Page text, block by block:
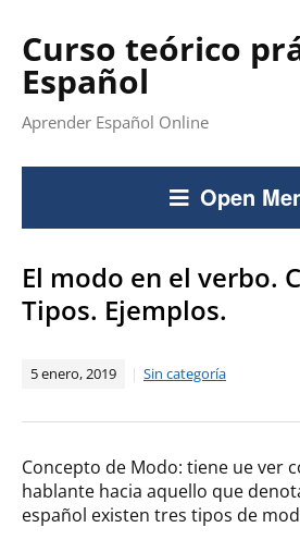
Curso teórico
Español
Aprender Español Online
Open
El modo en el verbo.
Tipos. Ejemplos.
5 enero, 2019 Sin categoría
Concepto de Modo: tiene ue ver
hablante hacia aquello que
español existen tres tipos de